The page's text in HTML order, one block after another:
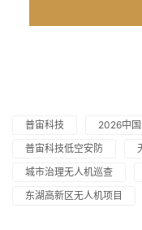
普宙科技
2026中
普宙科技低空安防
城市治理无人机巡查
东湖高新区无人机项目